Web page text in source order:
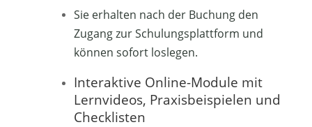
Sie erhalten nach der Buchung den
Zugang zur Schulungsplattform und
können sofort loslegen.
Interaktive Online-Module mit
Lernvideos, Praxisbeispielen und
Checklisten